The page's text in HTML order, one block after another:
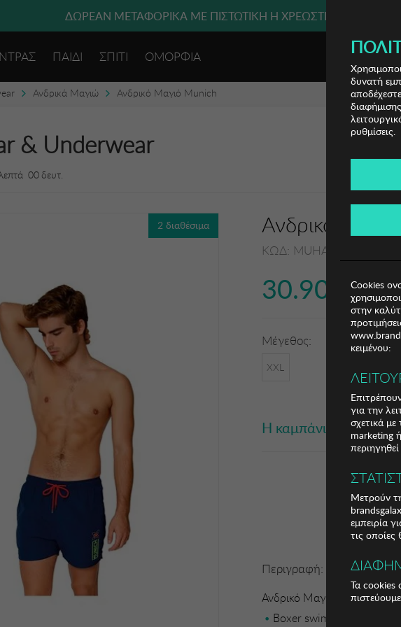
ΔΩΡΕΑΝ ΜΕΤΑΦΟΡΙΚΑ ΜΕ ΠΙΣΤΩΤΙΚΗ Ή ΧΡΕΩΣΤΙΚΗ ΚΑΡΤΑ,
ΠΑΙΔΙ ΣΠΙΤΙ ΟΜΟΡΦΙΑ
Ανδρικά Μαγιώ Ανδρικό Μαγιό Munich
& Underwear
00 δευτ.
2 διαθέσιμα Ανδρικό Μαγιό
ΚΩΔ:
30.90€
Μέγεθος:
XXL
Η καμπάνια έχει λήξει
Περιγραφή:
Ανδρικό Μαγιό Munich
Boxer swimsuit Munich.
δυνατή
ρυθμίσεις.
Cookies
στην
κειμένου:
για την
σχετικά
marketing
Μετρούν
εμπειρία
τις
Τα cookies